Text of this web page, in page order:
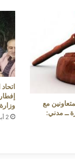
دعم
للطيران”
وسلطات
محمد
وزير
مع
ــ مدني:
2 أبريل، 2024